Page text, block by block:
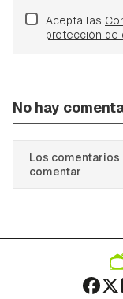
Acepta las
protección de
No hay
Los comentarios
comentar